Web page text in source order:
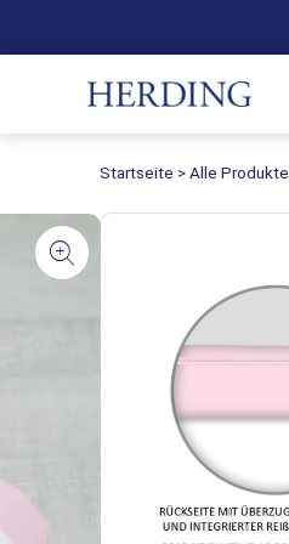
Startseite >Alle Produkte